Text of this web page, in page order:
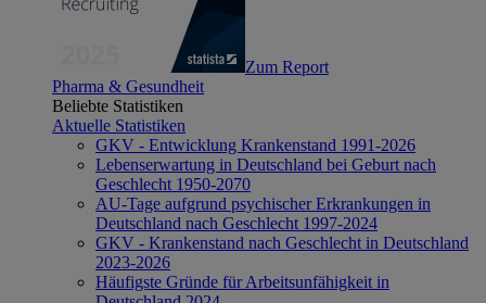
Zum Report
Pharma & Gesundheit
Beliebte Statistiken
Aktuelle Statistiken
GKV - Entwicklung Krankenstand 1991-2026
Lebenserwartung in Deutschland bei Geburt nach
Geschlecht 1950-2070
AU-Tage aufgrund psychischer Erkrankungen in
Deutschland nach Geschlecht 1997-2024
GKV - Krankenstand nach Geschlecht in Deutschland
2023-2026
Häufigste Gründe für Arbeitsunfähigkeit in